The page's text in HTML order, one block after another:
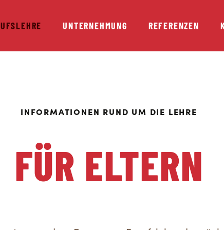
UNTERNEHMUNG REFERENZEN
INFORMATIONEN RUND UM DIE LEHRE
FÜR ELTERN